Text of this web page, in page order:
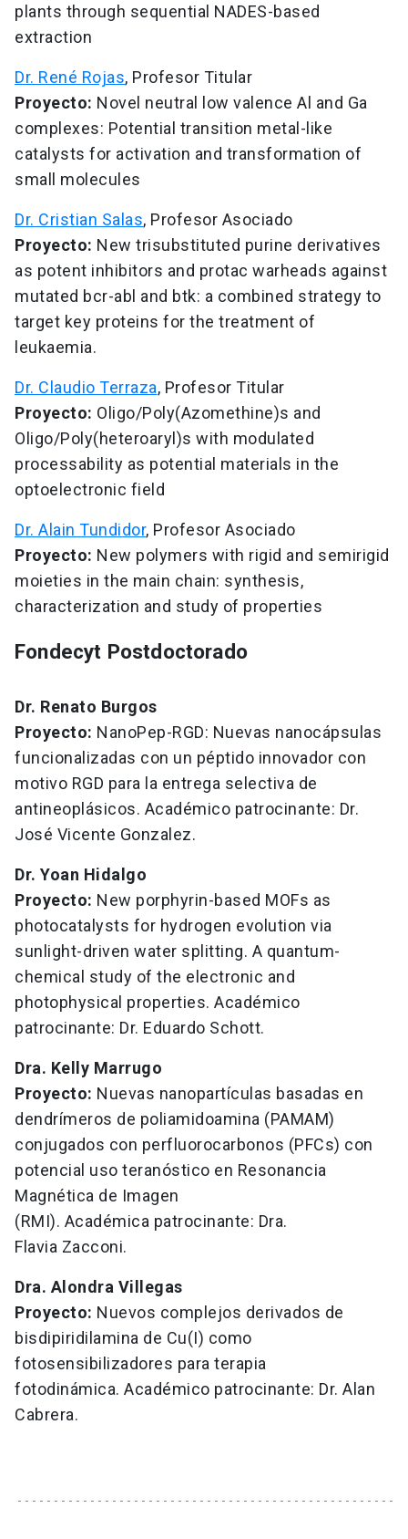
plants through sequential NADES-based
extraction
Dr. René Rojas, Profesor Titular
Proyecto: Novel neutral low valence Al and Ga
complexes: Potential transition metal-like
catalysts for activation and transformation of
small molecules
Dr. Cristian Salas, Profesor Asociado
Proyecto: New trisubstituted purine derivatives
as potent inhibitors and protac warheads against
mutated bcr-abl and btk: a combined strategy to
target key proteins for the treatment of
leukaemia.
Dr. Claudio Terraza, Profesor Titular
Proyecto: Oligo/Poly(Azomethine)s and
Oligo/Poly(heteroaryl)s with modulated
processability as potential materials in the
optoelectronic field
Dr. Alain Tundidor, Profesor Asociado
Proyecto: New polymers with rigid and semirigid
moieties in the main chain: synthesis,
characterization and study of properties
Fondecyt Postdoctorado
Dr. Renato Burgos
Proyecto: NanoPep-RGD: Nuevas nanocápsulas
funcionalizadas con un péptido innovador con
motivo RGD para la entrega selectiva de
antineoplásicos. Académico patrocinante: Dr.
José Vicente Gonzalez.
Dr. Yoan Hidalgo
Proyecto: New porphyrin-based MOFs as
photocatalysts for hydrogen evolution via
sunlight-driven water splitting. A quantum-
chemical study of the electronic and
photophysical properties. Académico
patrocinante: Dr. Eduardo Schott.
Dra. Kelly Marrugo
Proyecto: Nuevas nanopartículas basadas en
dendrímeros de poliamidoamina (PAMAM)
conjugados con perfluorocarbonos (PFCs) con
potencial uso teranóstico en Resonancia
Magnética de Imagen
(RMI). Académica patrocinante: Dra.
Flavia Zacconi.
Dra. Alondra Villegas
Proyecto: Nuevos complejos derivados de
bisdipiridilamina de Cu(I) como
fotosensibilizadores para terapia
fotodinámica. Académico patrocinante: Dr. Alan
Cabrera.